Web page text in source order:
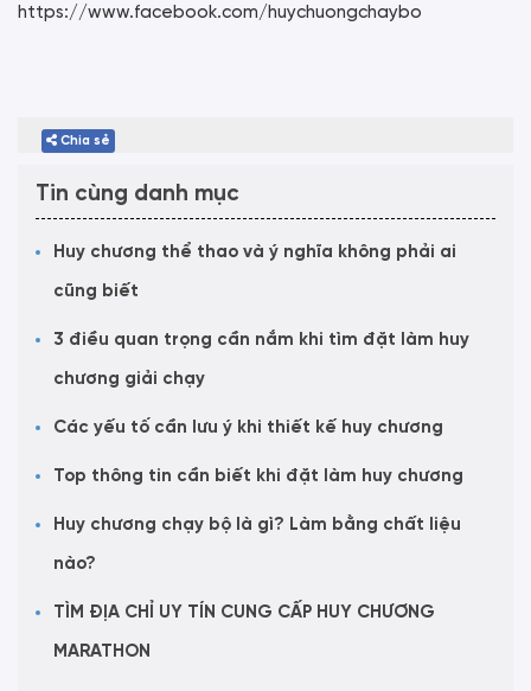
https://www.facebook.com/huychuongchaybo
Chia sẻ
Tin cùng danh mục
Huy chương thể thao và ý nghĩa không phải ai
cũng biết
3 điều quan trọng cần nắm khi tìm đặt làm huy
chương giải chạy
Các yếu tố cần lưu ý khi thiết kế huy chương
Top thông tin cần biết khi đặt làm huy chương
Huy chương chạy bộ là gì? Làm bằng chất liệu
nào?
TÌM ĐỊA CHỈ UY TÍN CUNG CẤP HUY CHƯƠNG
MARATHON